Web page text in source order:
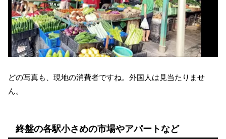
どの写真も、現地の消費者ですね。外国人は見当たりませ
ん。
終盤の各駅小さめの市場やアパートなど